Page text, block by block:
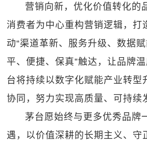
营销向新，优化价值转化的
消费者为中心重构营销逻辑，打
动“渠道革新、服务升级、数据
平、便捷、保真”触达，让品牌
台将持续以数字化赋能产业转型
协同，努力实现高质量、可持续
茅台愿始终与更多优秀品牌
遇，以价值深耕的长期主义、守